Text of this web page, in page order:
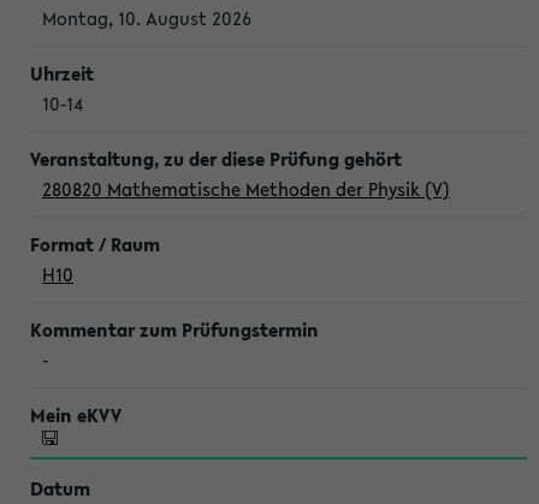
Montag, 10. August 2026
10-14
280820 Mathematische Methoden der Physik (V)
H10
-